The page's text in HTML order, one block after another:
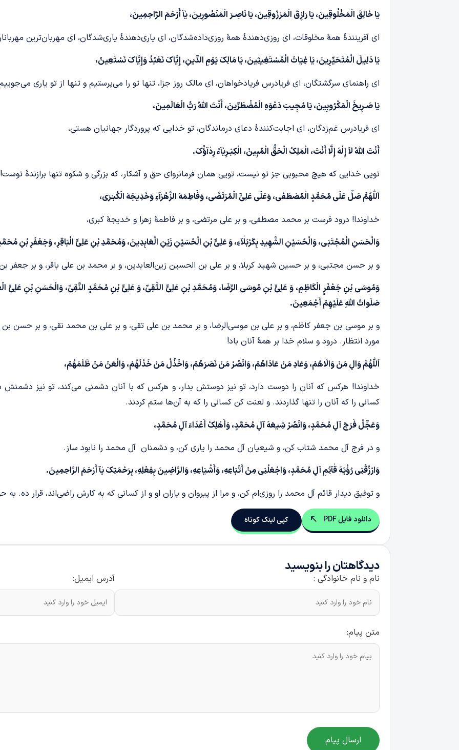
یَا خَالِقَ الْمَخْلُوقِینَ، یَا رَازِقَ الْمَرْزُوقِینَ، یَا نَاصِـرَ الْمَنْصُورِینَ، یٰآ أَرْحَمَ الرَّاحِمِینَ،
ای آفرینندۀ همۀ مخلوقات، ای روزی‌دهندۀ همۀ روزی‌داده‌شدگان، ای یاری‌دهندۀ یاری‌شدگان، ای مهربان‌ترین
یَا دَلِیلَ الْمُتَحَیِّرِینَ، یَا غِیَاثَ الْمُسْتَغِیثِینَ، یَا مَالِکَ یَوْمِ الدِّینِ، إِیَّاکَ نَعْبُدُ وَإِیَّاکَ نَسْتَعِینُ،
ای راهنمای سرگشتگان، ای فریادرس فریادخواهان، ای مالک روز جزا، تنها تو را می‌پرستیم و تنها از تو یاری
یَا صَـرِیخَ الْمَکْرُوبِینَ، یَا مُجِیبَ دَعْوَهِ الْمُضْطَرِّینَ، أَنْتَ اللّٰهُ رَبُّ الْعَالَمِینَ،
ای فریادرس غم‌زدگان، ای اجابت‌کنندۀ دعای درماندگان، تو خدایی که پروردگار جهانیان هستی،
أَنْتَ اللّٰهُ لاَ إِلٰهَ إِلَّا أَنْتَ، الْمَلِکُ الْحَقُّ الْمُبِینُ، الْکِبْـرِیٰآءُ رِدٰآؤُکَ.
تویی خدایی که هیچ محبوبی جز تو نیست، تویی همان فرمانروای حق و آشکار، که بزرگی و شکوه تنها برازندۀ توست!
اَللّٰهُمَّ صَلِّ عَلَی مُحَمَّدٍ الْمُصْطَفَى، وَعَلَی عَلِیٍّ الْمُرْتَضَی، وَفَاطِمَهَ الزَّهْرٰآءِ وَخَدِیجَهَ الْکُبـْرَى،
خداوندا! درود فرست بر محمد مصطفی، و بر علی مرتضی، و بر فاطمۀ زهرا و خدیجۀ کبری،
وَالْحَسَنِ الْمُجْتَبَى، وَالْحُسَیْنِ الشَّهِیدِ بِکَرْبَلٰآءِ، وَ عَلِیٍّ بْنِ الْحُسَیْنِ زَیْنِ الْعَابِدِینَ، وَمُحَمَّدِ بْنِ عَلِیٍّ الْبَاقِرِ، وَجَعْفَرِ بْنِ
و بر حسن مجتبی، و بر حسین شهید کربلا، و بر علی بن الحسین زین‌العابدین، و بر محمد بن علی باقر، و بر جعفر
وَمُوسَی بْنِ جَعْفَرٍ الْکَاظِمِ، وَ عَلِیٍّ بْنِ مُوسَی الرِّضَا، وَمُحَمَّدِ بْنِ عَلِیٍّ التَّقِیِّ، وَ عَلِیٍّ بْنِ مُحَمَّدٍ النَّقِیِّ، وَالْحَسَنِ بْنِ عَلِیٍّ
صَلَواتُ اللّٰهِ عَلَیْهِمْ أَجْمَعِینَ.
و بر موسی بن جعفر کاظم، و بر علی بن موسی‌الرضا، و بر محمد بن علی تقی، و بر علی بن محمد نقی، و بر حسن
مورد انتظار. درود و سلام خدا بر همۀ آنان باد!
اَللّٰهُمَّ وَالِ مَنْ وَالَاهُمْ، وَعَادِ مَنْ عَادَاهُمْ، وَانْصُرْ مَنْ نَصَرَهُمْ، وَاخْذُلْ مَنْ خَذَلَهُمْ، وَالْعَنْ مَنْ ظَلَمَهُمْ،
خداوندا! هرکس که آنان را دوست دارد، تو نیز دوستش بدار، و هرکس که با آنان دشمنی می‌کند، تو نیز دشمنش
کسانی را که آنان را تنها ‌گذاردند. و لعنت کن کسانی را که به آن‌ها ستم کردند.
وَعَجِّلْ فَرَجَ آلِ مُحَمَّدٍ، وَانْصُرْ شِیعَهَ آلِ مُحَمَّدٍ، وَأَهْلِکْ أَعْدَاءَ آلِ مُحَمَّدٍ،
و در فرج آل محمد شتاب کن، و شیعیان آل محمد را یاری کن، و دشمنان آل محمد را نابود ساز.
وَارْزُقْنِی رُؤْیَهَ قٰآئِمِ آلِ مُحَمَّدٍ، وَاجْعَلْنِی مِنْ أَتْبَاعِهِ، وَأَشْیَاعِهِ، وَالرَّاضِینَ بِفِعْلِهِ، بِرَحْمَتِکَ یٰآ أَرْحَمَ الرَّاحِمِینَ.
و توفیق دیدار قائم آل محمد را روزی‌ام کن، و مرا از پیروان و یاران او و از کسانی که به کارش راضی‌اند، قرار ده.
دانلود فایل PDF کپی لینک کوتاه
دیدگاهتان را بنویسید
نام و نام خانوادگی : آدرس ایمیل:
متن پیام:
ارسال پیام